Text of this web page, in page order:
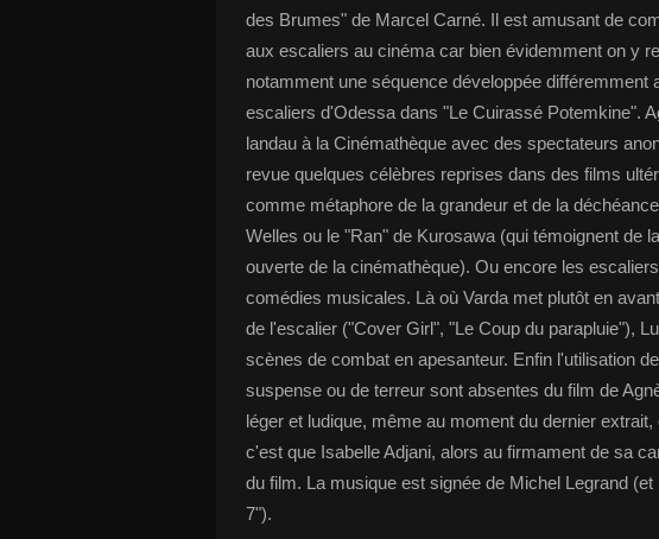
des Brumes" de Marcel Carné. Il est amusant de
aux escaliers au cinéma car bien évidemment on y
notamment une séquence développée différemment
escaliers d'Odessa dans "Le Cuirassé Potemkine".
landau à la Cinémathèque avec des spectateurs
revue quelques célèbres reprises dans des films
comme métaphore de la grandeur et de la
Welles ou le "Ran" de Kurosawa (qui témoignent de
ouverte de la cinémathèque). Ou encore les
comédies musicales. Là où Varda met plutôt en
de l'escalier ("Cover Girl", "Le Coup du parapluie"),
scènes de combat en apesanteur. Enfin l'utilisation
suspense ou de terreur sont absentes du film de
léger et ludique, même au moment du dernier
c'est que Isabelle Adjani, alors au firmament de sa
du film. La musique est signée de Michel Legrand
7").